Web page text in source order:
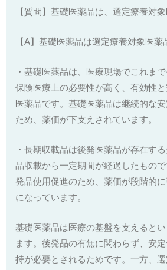
【質問】基礎医薬品は、選定療養対
【A】基礎医薬品は選定療養対象医薬
・基礎医薬品は、医療現場でこれま
保険医療上の必要性が高く、有効性
医薬品です。基礎医薬品は継続的な
ため、薬価が下支えされています。
・長期収載品は後発医薬品が存在す
品収載から一定期間が経過したもの
発品使用促進のため、薬価が段階的
になっています。
基礎医薬品は医療の基盤を支えると
ます。後発品の有無に関わらず、安
持が必要とされるためです。一方、